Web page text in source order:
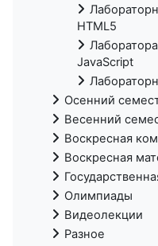
HTML5
JavaScript
Осенний
Весенний
Воскресная
Воскресная
Олимпиады
Видеолекции
Разное